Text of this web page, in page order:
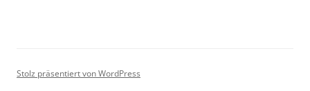
Stolz präsentiert von WordPress